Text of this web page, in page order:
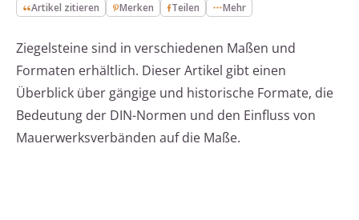
Artikel zitieren Merken Teilen Mehr
Ziegelsteine sind in verschiedenen Maßen und
Formaten erhältlich. Dieser Artikel gibt einen
Überblick über gängige und historische Formate, die
Bedeutung der DIN-Normen und den Einfluss von
Mauerwerksverbänden auf die Maße.